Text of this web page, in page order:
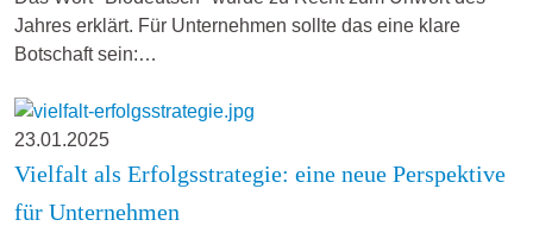
Jahres erklärt. Für Unternehmen sollte das eine klare
Botschaft sein:…
23.01.2025
Vielfalt als Erfolgsstrategie: eine neue Perspektive
für Unternehmen